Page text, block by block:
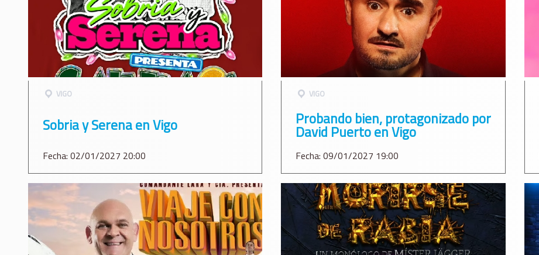
VIGO
Sobria y Serena en Vigo
Fecha: 02/01/2027 20:00
VIGO
Probando bien, protagonizado por
David Puerto en Vigo
Fecha: 09/01/2027 19:00